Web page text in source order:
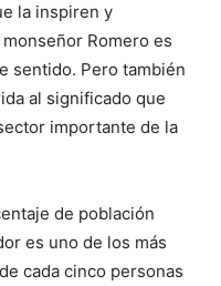
la inspiren y
Romero es
sentido. Pero también
al significado que
importante de la
de población
es uno de los más
cada cinco personas